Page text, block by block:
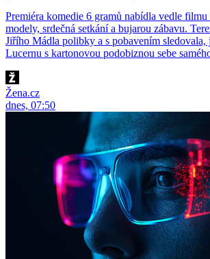
Premiéra komedie 6 gramů nabídla vedle filmu
modely, srdečná setkání a bujarou zábavu.
Jiřího Mádla polibky a s pobavením sledovala,
Lucernu s kartonovou podobiznou sebe
Žena.cz
dnes, 07:50